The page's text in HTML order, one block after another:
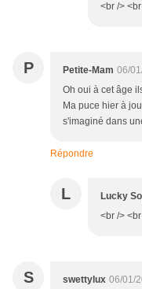
<br />
P Petite-Mam 06/
Oh oui à cet âge
Ma puce hier à
s'imaginé dans
Répondre
L Lucky
<br />
S swettylux 06/01/